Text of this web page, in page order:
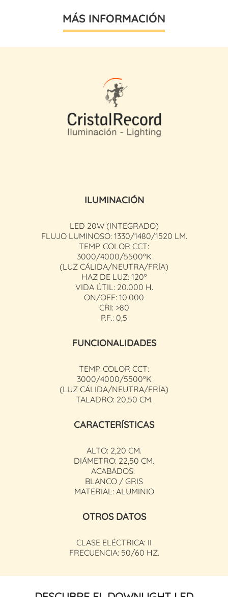
MÁS INFORMACIÓN
ILUMINACIÓN
LED 20W(INTEGRADO)
FLUJO LUMINOSO: 1330/1480/1520 LM.
TEMP. COLOR CCT:
3000/4000/5500ºK
(LUZ CÁLIDA/NEUTRA/FRÍA)
HAZ DE LUZ: 120º
VIDA ÚTIL: 20.000 H.
ON/OFF: 10.000
CRI: >80
P.F.: 0,5
FUNCIONALIDADES
TEMP. COLOR CCT:
3000/4000/5500ºK
(LUZ CÁLIDA/NEUTRA/FRÍA)
TALADRO: 20,50 CM.
CARACTERÍSTICAS
ALTO: 2,20 CM.
DIÁMETRO: 22,50 CM.
ACABADOS:
BLANCO / GRIS
MATERIAL: ALUMINIO
OTROS DATOS
CLASE ELÉCTRICA: II
FRECUENCIA: 50/60 HZ.